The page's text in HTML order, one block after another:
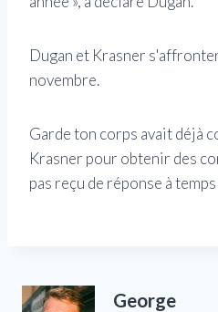
Dugan et Krasner
novembre.
Garde ton corps avait déjà
Krasner pour obtenir des
pas reçu de réponse à
George